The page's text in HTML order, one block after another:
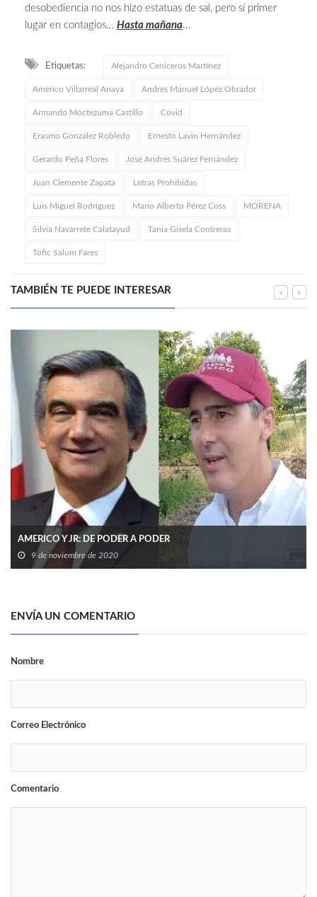
desobediencia no nos hizo estatuas de sal, pero sí primer
lugar en contagios… Hasta mañana…
Etiquetas: Alejandro Ceniceros Martínez
Americo Villarreal Anaya Andres Manuel López Obrador
Armando Moctezuma Castillo Covid
Erasmo González Robledo Ernesto Lavin Hernández
Gerardo Peña Flores José Andrés Suárez Fernández
Juan Clemente Zapata Letras Prohibidas
Luis Miguel Rodríguez Mario Alberto Pérez Coss MORENA
Silvia Navarrete Calatayud Tania Gisela Contreras
Tofic Salum Fares
TAMBIÉN TE PUEDE INTERESAR
AMERICO Y JR: DE PODER A PODER
9 de noviembre de 2020
ENVÍA UN COMENTARIO
Nombre
Correo Electrónico
Comentario